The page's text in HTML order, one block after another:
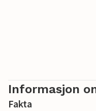
Informasjon
Fakta